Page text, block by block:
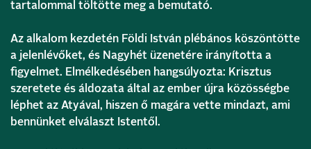
tartalommal töltötte meg a bemutató.
Az alkalom kezdetén Földi István plébános köszöntötte
a jelenlévőket, és Nagyhét üzenetére irányította a
figyelmet. Elmélkedésében hangsúlyozta: Krisztus
szeretete és áldozata által az ember újra közösségbe
léphet az Atyával, hiszen ő magára vette mindazt, ami
bennünket elválaszt Istentől.